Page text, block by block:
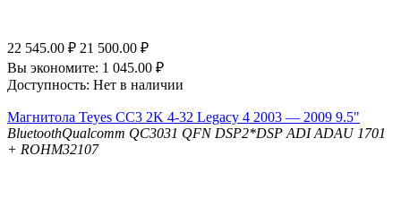
22 545.00 ₽ 21 500.00 ₽
Вы экономите: 1 045.00 ₽
Доступность: Нет в наличии
Магнитола Teyes CC3 2K 4-32 Legacy 4 2003 — 2009 9.5"
BluetoothQualcomm QC3031 QFN DSP2*DSP ADI ADAU 1701
+ ROHM32107